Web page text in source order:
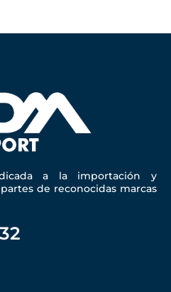
a la importación y
de reconocidas marcas